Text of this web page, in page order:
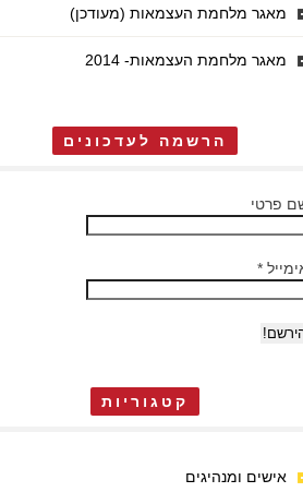
מאגר מלחמת העצמאות (מעודכן)
מאגר מלחמת העצמאות- 2014
הרשמה לעדכונים
פרטי
*
קטגוריות
אישים ומנהיגים